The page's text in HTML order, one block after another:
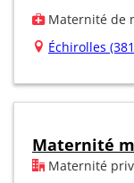
Maternité de
Échirolles
Maternité
Maternité